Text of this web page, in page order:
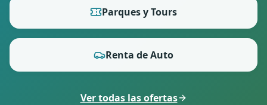
Parques y Tours
Renta de Auto
Ver todas las ofertas